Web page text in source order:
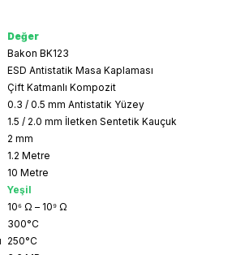
Değer
Bakon BK123
ESD Antistatik Masa Kaplaması
Çift Katmanlı Kompozit
0.3 / 0.5 mm Antistatik Yüzey
1.5 / 2.0 mm İletken Sentetik Kauçuk
2 mm
1.2 Metre
10 Metre
Yeşil
10⁶ Ω – 10⁹ Ω
300°C
250°C